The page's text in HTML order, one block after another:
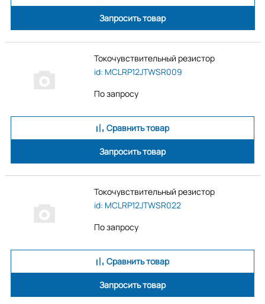
Запросить товар
Токочувствительный резистор
id: MCLRP12JTWSR009
По запросу
Сравнить товар
Запросить товар
Токочувствительный резистор
id: MCLRP12JTWSR022
По запросу
Сравнить товар
Запросить товар